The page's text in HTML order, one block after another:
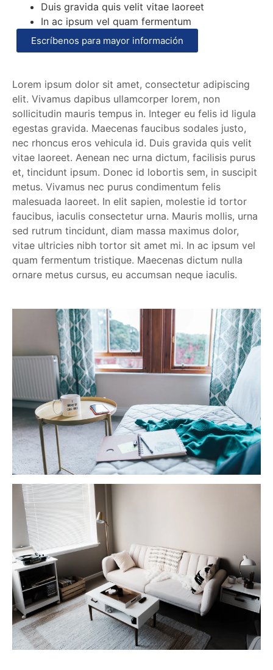
Duis gravida quis velit vitae laoreet
In ac ipsum vel quam fermentum
Escríbenos para mayor información
Lorem ipsum dolor sit amet, consectetur adipiscing
elit. Vivamus dapibus ullamcorper lorem, non
sollicitudin mauris tempus in. Integer eu felis id ligula
egestas gravida. Maecenas faucibus sodales justo,
nec rhoncus eros vehicula id. Duis gravida quis velit
vitae laoreet. Aenean nec urna dictum, facilisis purus
et, tincidunt ipsum. Donec id lobortis sem, in suscipit
metus. Vivamus nec purus condimentum felis
malesuada laoreet. In elit sapien, molestie id tortor
faucibus, iaculis consectetur urna. Mauris mollis, urna
sed rutrum tincidunt, diam massa maximus dolor,
vitae ultricies nibh tortor sit amet mi. In ac ipsum vel
quam fermentum tristique. Maecenas dictum nulla
ornare metus cursus, eu accumsan neque iaculis.